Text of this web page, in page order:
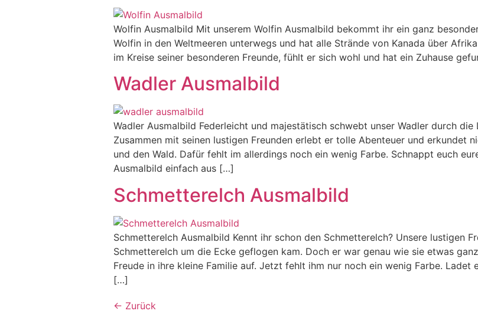
Wolfin Ausmalbild Mit unserem Wolfin Ausmalbild bekommt ihr ein ganz
Wolfin in den Weltmeeren unterwegs und hat alle Strände von Kanada über
im Kreise seiner besonderen Freunde, fühlt er sich wohl und hat ein Zuhause
Wadler Ausmalbild
Wadler Ausmalbild Federleicht und majestätisch schwebt unser Wadler durch
Zusammen mit seinen lustigen Freunden erlebt er tolle Abenteuer und erkundet
und den Wald. Dafür fehlt im allerdings noch ein wenig Farbe. Schnappt euch
Ausmalbild einfach aus […]
Schmetterelch Ausmalbild
Schmetterelch Ausmalbild Kennt ihr schon den Schmetterelch? Unsere lustigen
Schmetterelch um die Ecke geflogen kam. Doch er war genau wie sie etwas
Freude in ihre kleine Familie auf. Jetzt fehlt ihm nur noch ein wenig Farbe.
[…]
← Zurück